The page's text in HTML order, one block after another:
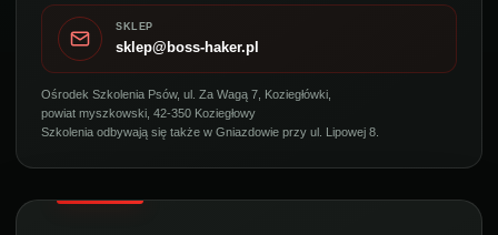
SKLEP
sklep@boss-haker.pl
Ośrodek Szkolenia Psów, ul. Za Wagą 7, Koziegłówki,
powiat myszkowski, 42-350 Koziegłowy
Szkolenia odbywają się także w Gniazdowie przy ul. Lipowej 8.